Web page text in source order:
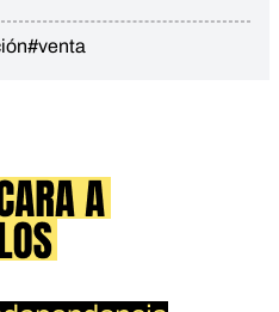
#venta